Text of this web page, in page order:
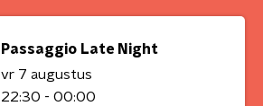
Passaggio Late Night
vr 7 augustus
22:30 - 00:00